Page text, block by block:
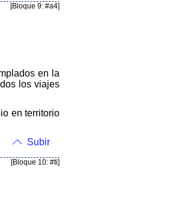
[Bloque 9: #a4]
en la
los viajes
en territorio
Subir
[Bloque 10: #ti]